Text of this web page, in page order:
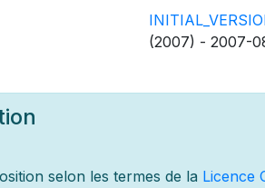
(2007) - 2007-
selon les termes de la Licence